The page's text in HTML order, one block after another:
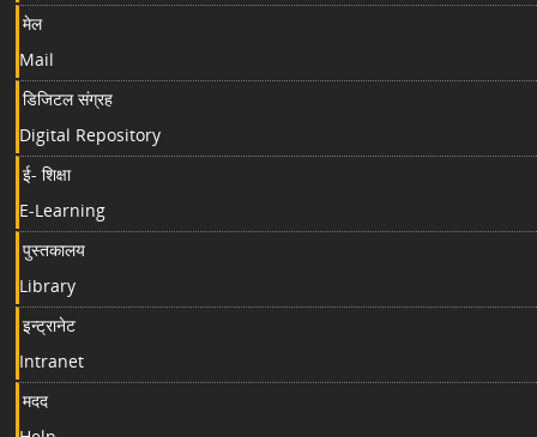
मेल
Mail
डिजिटल संग्रह
Digital Repository
ई- शिक्षा
E-Learning
पुस्तकालय
Library
इन्ट्रानेट
Intranet
मदद